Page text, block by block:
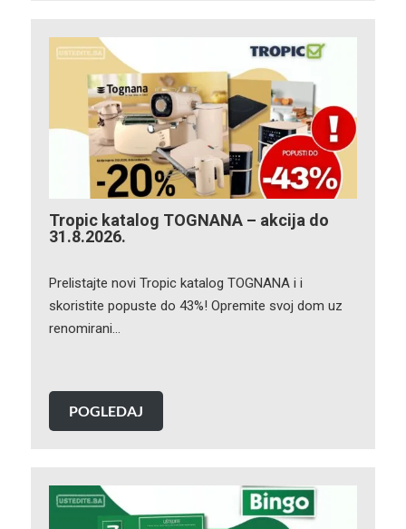
Tropic katalog TOGNANA – akcija do
31.8.2026.
Prelistajte novi Tropic katalog TOGNANA i i
skoristite popuste do 43%! Opremite svoj dom uz
renomirani…
POGLEDAJ